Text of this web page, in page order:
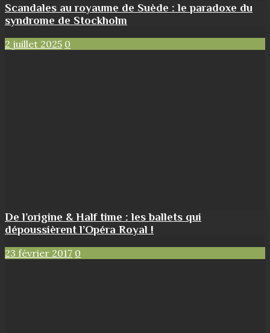
Scandales au royaume de Suède : le paradoxe du
syndrome de Stockholm
2 juillet 2025 0
De l’origine & Half time : les ballets qui
dépoussièrent l’Opéra Royal !
23 février 2017 0